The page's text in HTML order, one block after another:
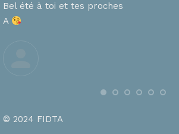
Bel été à toi et tes proches
A
© 2024 FIDTA